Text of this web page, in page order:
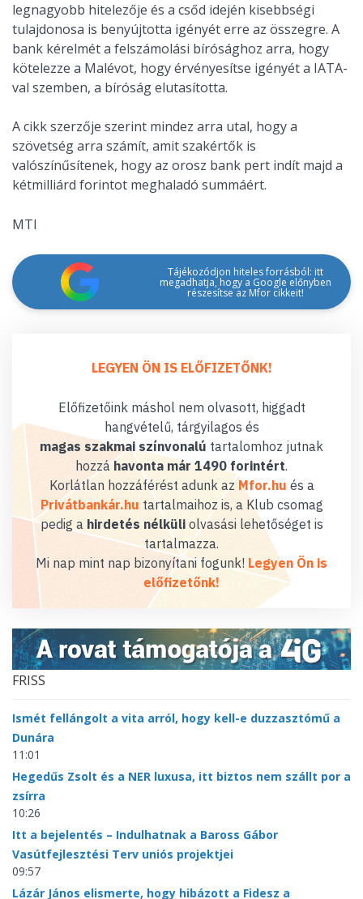
legnagyobb hitelezője és a csőd idején kisebbségi
tulajdonosa is benyújtotta igényét erre az összegre. A
bank kérelmét a felszámolási bírósághoz arra, hogy
kötelezze a Malévot, hogy érvényesítse igényét a IATA-
val szemben, a bíróság elutasította.
A cikk szerzője szerint mindez arra utal, hogy a
szövetség arra számít, amit szakértők is
valószínűsítenek, hogy az orosz bank pert indít majd a
kétmilliárd forintot meghaladó summáért.
MTI
Tájékozódjon hiteles forrásból: itt
megadhatja, hogy a Google előnyben
részesítse az Mfor cikkeit!
LEGYEN ÖN IS ELŐFIZETŐNK!
Előfizetőink máshol nem olvasott, higgadt
hangvételű, tárgyilagos és
magas szakmai színvonalú tartalomhoz jutnak
hozzáhavonta már 1490 forintért.
Korlátlan hozzáférést adunk az Mfor.hu és a
Privátbankár.hu tartalmaihoz is, a Klub csomag
pedig a hirdetés nélküliolvasási lehetőséget is
tartalmazza.
Mi nap mint nap bizonyítani fogunk! Legyen Ön is
előfizetőnk!
FRISS
Ismét fellángolt a vita arról, hogy kell-e duzzasztómű a
Dunára
11:01
Hegedűs Zsolt és a NER luxusa, itt biztos nem szállt por a
zsírra
10:26
Itt a bejelentés – Indulhatnak a Baross Gábor
Vasútfejlesztési Terv uniós projektjei
09:57
Lázár János elismerte, hogy hibázott a Fidesz a